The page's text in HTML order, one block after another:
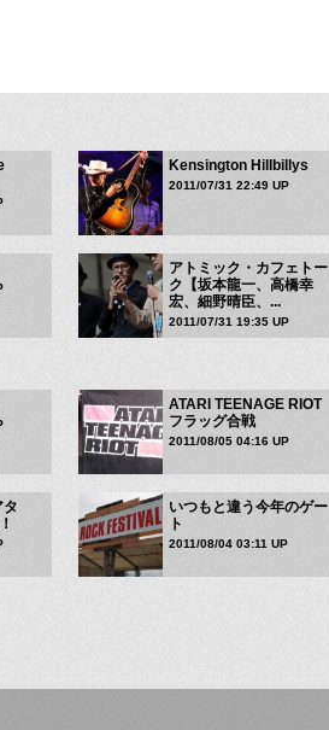
Kensington Hillbillys
2011/07/31 22:49 UP
アトミック・カフェトー
ク【坂本龍一、高橋幸
宏、細野晴臣、...
2011/07/31 19:35 UP
ATARI TEENAGE RIOT
フラッグ合戦
2011/08/05 04:16 UP
タ
いつもと違う今年のゲー
ト
2011/08/04 03:11 UP